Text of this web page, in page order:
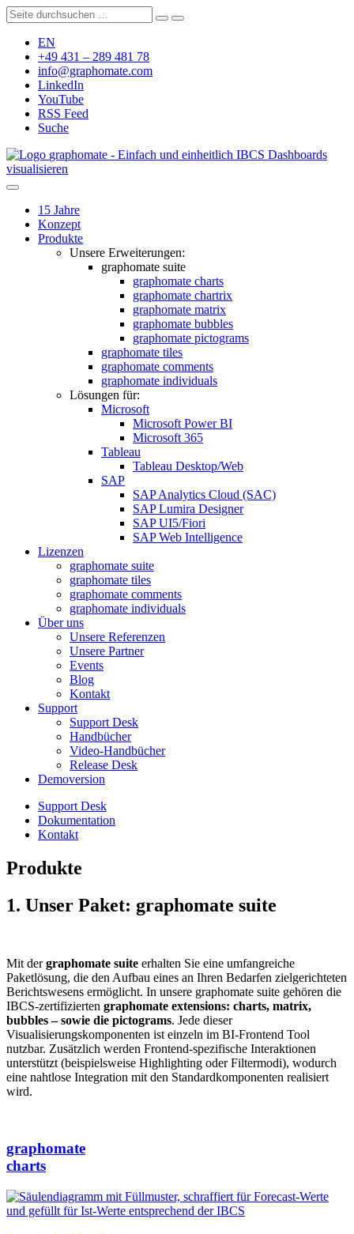
EN
+49 431 – 289 481 78
info@graphomate.com
LinkedIn
YouTube
RSS Feed
Suche
graphomate - Einfach und einheitlich IBCS Dashboards
visualisieren
15 Jahre
Konzept
Produkte
Unsere Erweiterungen:
graphomate suite
graphomate charts
graphomate chartrix
graphomate matrix
graphomate bubbles
graphomate pictograms
graphomate tiles
graphomate comments
graphomate individuals
Lösungen für:
Microsoft
Microsoft Power BI
Microsoft 365
Tableau
Tableau Desktop/Web
SAP
SAP Analytics Cloud (SAC)
SAP Lumira Designer
SAP UI5/Fiori
SAP Web Intelligence
Lizenzen
graphomate suite
graphomate tiles
graphomate comments
graphomate individuals
Über uns
Unsere Referenzen
Unsere Partner
Events
Blog
Kontakt
Support
Support Desk
Handbücher
Video-Handbücher
Release Desk
Demoversion
Support Desk
Dokumentation
Kontakt
Produkte
1. Unser Paket: graphomate suite
Mit dergraphomate suite erhalten Sie eine umfangreiche
Paketlösung, die den Aufbau eines an Ihren Bedarfen zielgerichteten
Berichtswesens ermöglicht. In unsere graphomate suite gehören die
IBCS-zertifizierten graphomate extensions: charts, matrix,
bubbles– sowie die pictograms. Jede dieser
Visualisierungskomponenten ist einzeln im BI-Frontend Tool
nutzbar. Zusätzlich werden Frontend-spezifische Interaktionen
unterstützt (beispielsweise Highlighting oder Filtermodi), wodurch
eine nahtlose Integration mit den Standardkomponenten realisiert
wird.
graphomate
charts